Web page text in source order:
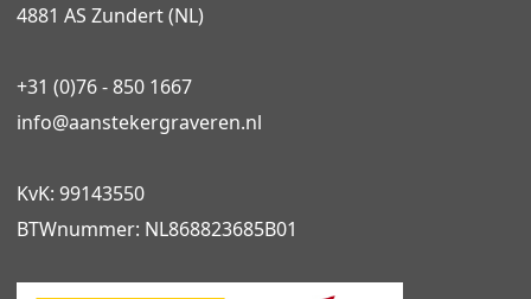
4881 AS Zundert (NL)
+31 (0)76 - 850 1667
info@aanstekergraveren.nl
KvK: 99143550
BTWnummer: NL868823685B01